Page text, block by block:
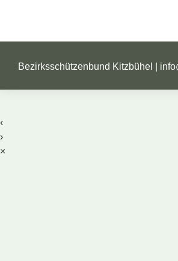
Bezirksschützenbund Kitzbühel |
‹
›
×